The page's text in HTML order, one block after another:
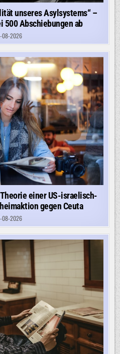
unseres Asylsystems“ –
500 Abschiebungen ab
08-2026
einer US-israelisch-
gegen Ceuta
08-2026